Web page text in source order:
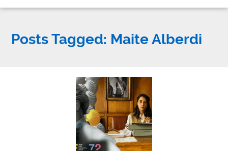
Posts Tagged: Maite Alberdi